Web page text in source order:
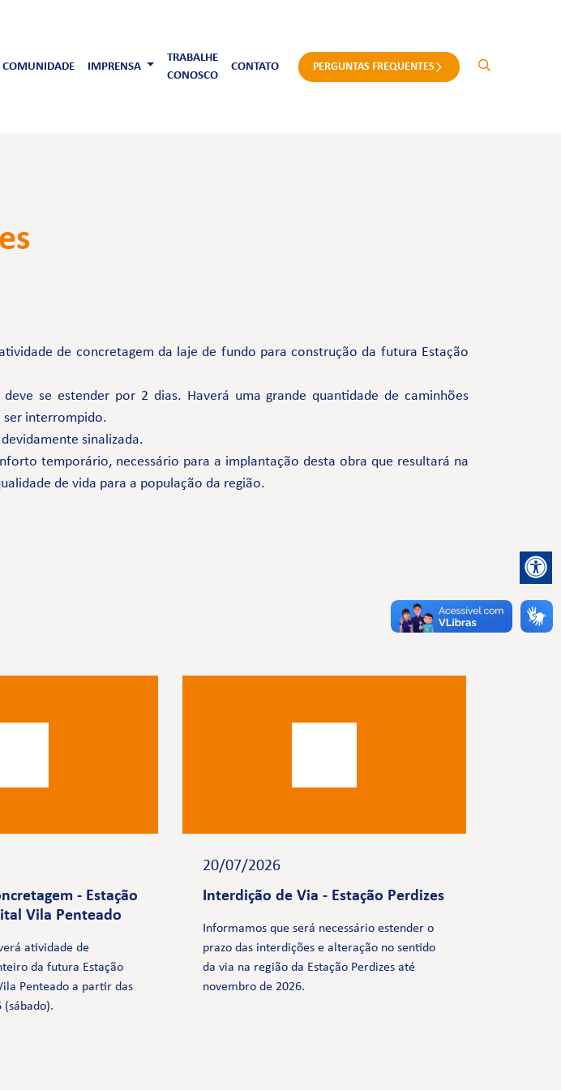
COMUNIDADE IMPRENSA
TRABALHE
CONOSCO
CONTATO PERGUNTAS FREQUENTES
de concretagem da laje de fundo para construção da futura Estação
se estender por 2 dias. Haverá uma grande quantidade de caminhões
ser interrompido.
sinalizada.
temporário, necessário para a implantação desta obra que resultará na
de vida para a população da região.
- Estação
Vila Penteado
atividade de
da futura Estação
Penteado a partir das
20/07/2026
Interdição de Via - Estação Perdizes
Informamos que será necessário estender o
prazo das interdições e alteração no sentido
da via na região da Estação Perdizes até
novembro de 2026.